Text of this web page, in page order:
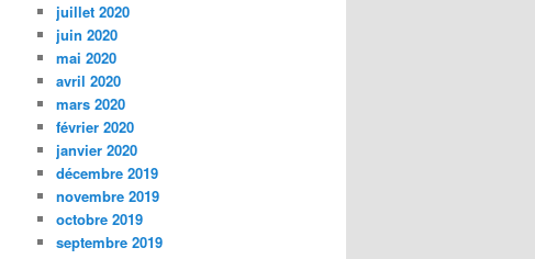
juillet 2020
juin 2020
mai 2020
avril 2020
mars 2020
février 2020
janvier 2020
décembre 2019
novembre 2019
octobre 2019
septembre 2019